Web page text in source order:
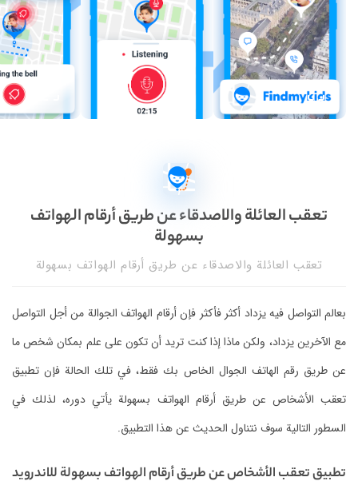
تعقب العائلة والاصدقاء عن طريق أرقام الهواتف
بسهولة
تعقب العائلة والاصدقاء عن طريق أرقام الهواتف بسهولة
بعالم التواصل فيه يزداد أكثر فأكثر فإن أرقام الهواتف الجوالة من أجل التواصل
مع الآخرين يزداد، ولكن ماذا إذا كنت تريد أن تكون على علم بمكان شخص ما
عن طريق رقم الهاتف الجوال الخاص بك فقط، في تلك الحالة فإن تطبيق
تعقب الأشخاص عن طريق أرقام الهواتف بسهولة يأتي دوره، لذلك في
السطور التالية سوف نتناول الحديث عن هذا التطبيق.
تطبيق تعقب الأشخاص عن طريق أرقام الهواتف بسهولة للاندرويد